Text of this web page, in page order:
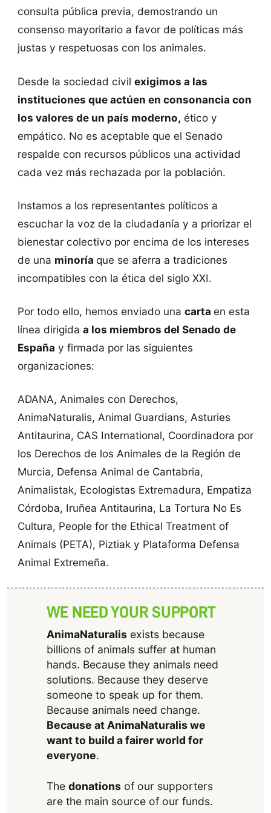
consulta pública previa, demostrando un
consenso mayoritario a favor de políticas más
justas y respetuosas con los animales.
Desde la sociedad civil exigimos a las
instituciones que actúen en consonancia con
los valores de un país moderno, ético y
empático. No es aceptable que el Senado
respalde con recursos públicos una actividad
cada vez más rechazada por la población.
Instamos a los representantes políticos a
escuchar la voz de la ciudadanía y a priorizar el
bienestar colectivo por encima de los intereses
de una minoría que se aferra a tradiciones
incompatibles con la ética del siglo XXI.
Por todo ello, hemos enviado una carta en esta
línea dirigida a los miembros del Senado de
España y firmada por las siguientes
organizaciones:
ADANA, Animales con Derechos,
AnimaNaturalis, Animal Guardians, Asturies
Antitaurina, CAS International, Coordinadora por
los Derechos de los Animales de la Región de
Murcia, Defensa Animal de Cantabria,
Animalistak, Ecologistas Extremadura, Empatiza
Córdoba, Iruñea Antitaurina, La Tortura No Es
Cultura, People for the Ethical Treatment of
Animals (PETA), Piztiak y Plataforma Defensa
Animal Extremeña.
WE NEED YOUR SUPPORT
AnimaNaturalisexists because
billions of animals suffer at human
hands. Because they animals need
solutions. Because they deserve
someone to speak up for them.
Because animals need change.
Because at AnimaNaturalis we
want to build a fairer world for
everyone.
The donationsof our supporters
are the main source of our funds.